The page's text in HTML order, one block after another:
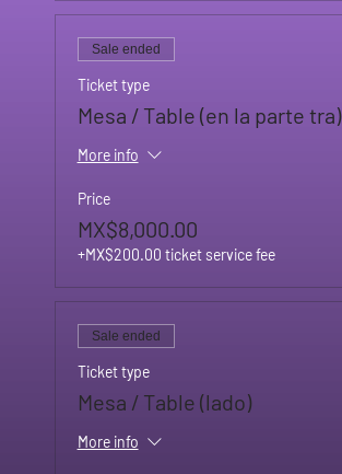
Sale ended
Ticket type
Mesa / Table (en la parte tra)
More info
Price
MX$8,000.00
+MX$200.00 ticket service fee
Sale ended
Ticket type
Mesa / Table (lado)
More info